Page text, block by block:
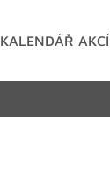
KALENDÁŘ AKCÍ